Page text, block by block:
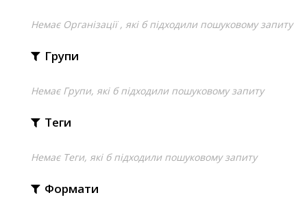
Немає Організації , які б підходили пошуковому запиту
Групи
Немає Групи, які б підходили пошуковому запиту
Теги
Немає Теги, які б підходили пошуковому запиту
Формати